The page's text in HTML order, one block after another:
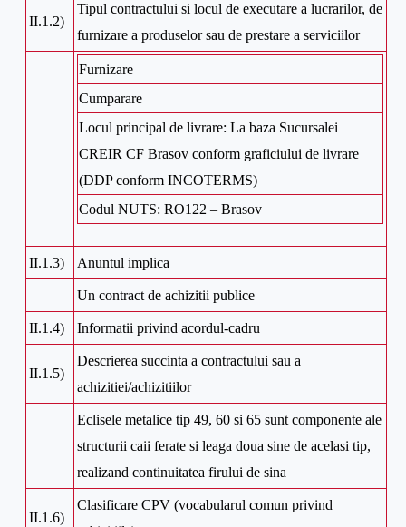
II.1.2)
Tipul contractului si locul de executare a lucrarilor, de
furnizare a produselor sau de prestare a serviciilor
Furnizare
Cumparare
Locul principal de livrare: La baza Sucursalei
CREIR CF Brasov conform graficiului de livrare
(DDP conform INCOTERMS)
Codul NUTS: RO122 – Brasov
II.1.3) Anuntul implica
Un contract de achizitii publice
II.1.4) Informatii privind acordul-cadru
II.1.5)
Descrierea succinta a contractului sau a
achizitiei/achizitiilor
Eclisele metalice tip 49, 60 si 65 sunt componente ale
structurii caii ferate si leaga doua sine de acelasi tip,
realizand continuitatea firului de sina
II.1.6)
Clasificare CPV (vocabularul comun privind